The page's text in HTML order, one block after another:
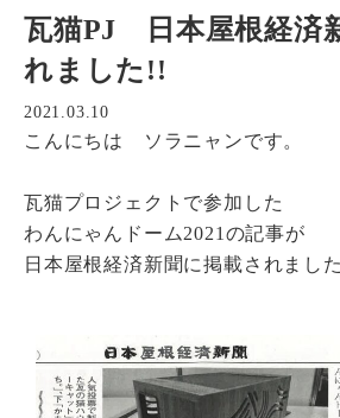
会社概要 沿革 代表あいさつ
採用情報
エントリーフォーム 先輩社員の声
瓦猫
開発ストーリー 商品情報 Kawara
お問い合わせ プライバシーポリシー サ
瓦猫PJ 日本屋根経済
れました!!
2021.03.10
こんにちは ソラニャンです。
瓦猫プロジェクトで参加した
わんにゃんドーム2021の記事が
日本屋根経済新聞に掲載されました